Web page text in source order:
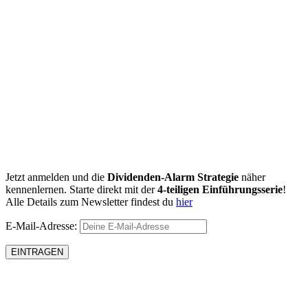
Jetzt anmelden und die Dividenden-Alarm Strategie näher
kennenlernen. Starte direkt mit der4-teiligen Einführungsserie!
Alle Details zum Newsletter findest du hier
E-Mail-Adresse: